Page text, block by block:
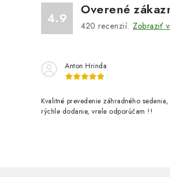
4.9
Overené
420 recenzií. Zobraziť
Anton Hrinda
Kvalitné prevedenie záhradného sedenia,
rýchle dodanie, vrele odporúčam !!